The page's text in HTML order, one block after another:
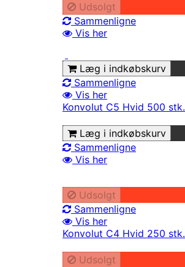
Udsolgt
Sammenligne
Vis her
Læg i indkøbskurv
Sammenligne
Vis her
Konvolut C5 Hvid 500 stk.
Læg i indkøbskurv
Sammenligne
Vis her
Udsolgt
Sammenligne
Vis her
Konvolut C4 Hvid 250 stk.
Udsolgt